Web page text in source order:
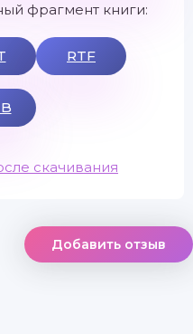
фрагмент книги:
RTF
скачивания
Добавить отзыв